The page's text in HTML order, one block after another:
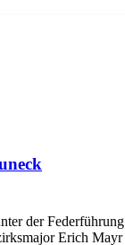
der
Erich